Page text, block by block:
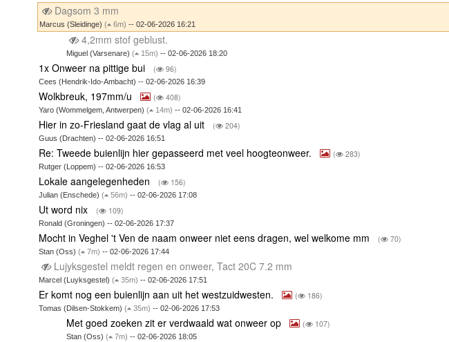
Dagsom 3 mm
Marcus (Sleidinge)( 6m) -- 02-06-2026 16:21
4,2mm stof geblust.
Miguel (Varsenare) ( 15m) -- 02-06-2026 18:20
1x Onweer na pittige bui ( 96)
Cees (Hendrik-Ido-Ambacht) -- 02-06-2026 16:39
Wolkbreuk, 197mm/u ( 408)
Yaro (Wommelgem, Antwerpen)( 14m) -- 02-06-2026 16:41
Hier in zo-Friesland gaat de vlag al uit ( 204)
Guus (Drachten) -- 02-06-2026 16:51
Re: Tweede buienlijn hier gepasseerd met veel hoogteonweer. ( 283)
Rutger (Loppem) -- 02-06-2026 16:53
Lokale aangelegenheden ( 156)
Julian (Enschede)( 56m) -- 02-06-2026 17:08
Ut word nix ( 109)
Ronald (Groningen) -- 02-06-2026 17:37
Mocht in Veghel 't Ven de naam onweer niet eens dragen, wel welkome mm ( 70)
Stan (Oss)( 7m) -- 02-06-2026 17:44
Lujyksgestel meldt regen en onweer, Tact 20C 7.2 mm
Marcel (Luyksgestel)( 35m) -- 02-06-2026 17:51
Er komt nog een buienlijn aan uit het westzuidwesten. ( 186)
Tomas (Dilsen-Stokkem)( 35m) -- 02-06-2026 17:53
Met goed zoeken zit er verdwaald wat onweer op ( 107)
Stan (Oss) ( 7m) -- 02-06-2026 18:05